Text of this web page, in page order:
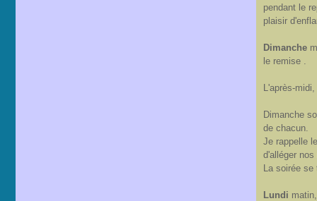
pendant le
plaisir
Dimanche
le remise .
L'après-
Dimanche
de chacun.
Je rappelle
d'alléger nos
La soirée se
Lundi